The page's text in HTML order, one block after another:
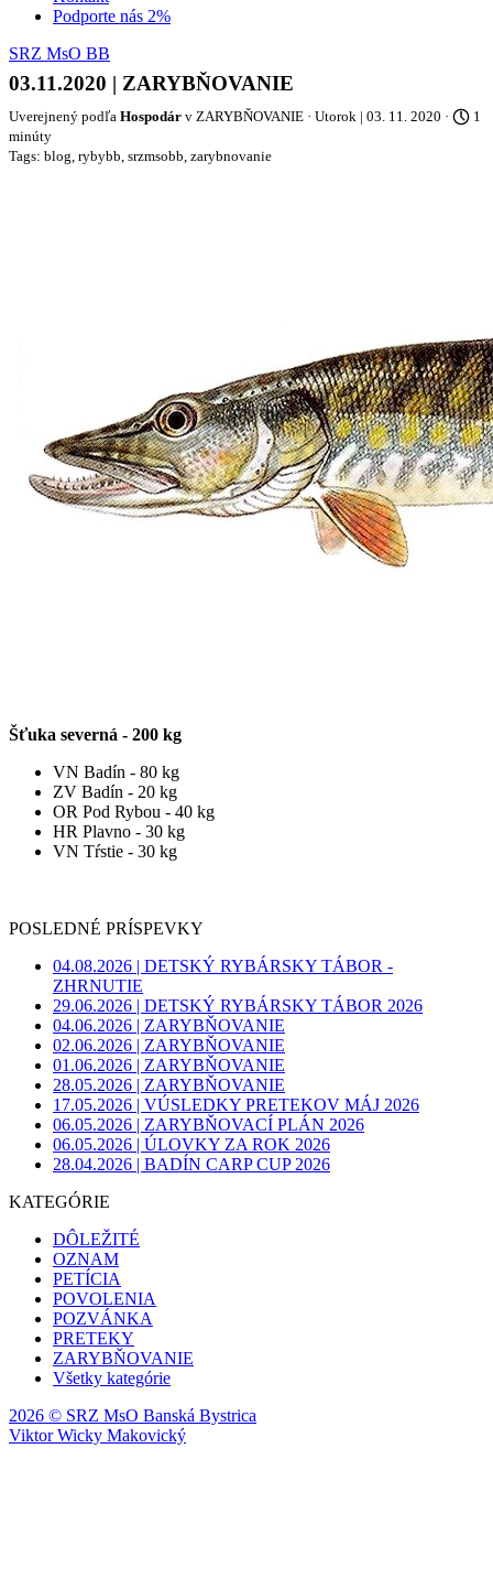
Podporte nás 2%
SRZ MsO BB
03.11.2020 | ZARYBŇOVANIE
Uverejnený podľa Hospodár v ZARYBŇOVANIE · Utorok | 03. 11. 2020 ·
1
minúty
Tags: blog rybybb srzmsobb zarybnovanie
Šťuka severná - 200 kg
VN Badín - 80 kg
ZV Badín - 20 kg
OR Pod Rybou - 40 kg
HR Plavno - 30 kg
VN Tŕstie - 30 kg
Preskočiť blok POSLEDNÉ PRÍSPEVKY
POSLEDNÉ PRÍSPEVKY
04.08.2026 | DETSKÝ RYBÁRSKY TÁBOR -
ZHRNUTIE
29.06.2026 | DETSKÝ RYBÁRSKY TÁBOR 2026
04.06.2026 | ZARYBŇOVANIE
02.06.2026 | ZARYBŇOVANIE
01.06.2026 | ZARYBŇOVANIE
28.05.2026 | ZARYBŇOVANIE
17.05.2026 | VÚSLEDKY PRETEKOV MÁJ 2026
06.05.2026 | ZARYBŇOVACÍ PLÁN 2026
06.05.2026 | ÚLOVKY ZA ROK 2026
28.04.2026 | BADÍN CARP CUP 2026
Preskočiť blok KATEGÓRIE
KATEGÓRIE
DÔLEŽITÉ
OZNAM
PETÍCIA
POVOLENIA
POZVÁNKA
PRETEKY
ZARYBŇOVANIE
Všetky kategórie
2026 © SRZ MsO Banská Bystrica
Viktor Wicky Makovický